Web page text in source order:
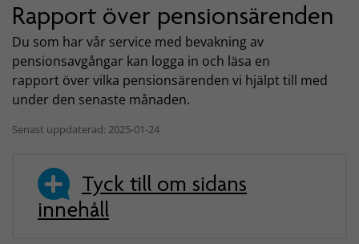
Rapport över pensionsärenden
Du som har vår service med bevakning av
pensionsavgångar kan logga in och läsa en
rapport över vilka pensionsärenden vi hjälpt till med
under den senaste månaden.
Senast uppdaterad: 2025-01-24
Tyck till om sidans
innehåll